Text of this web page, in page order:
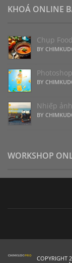
KHOÁ ONLINE
Chụp
BY
BY
Nhiếp
BY
WORKSHOP
COPYRIGHT